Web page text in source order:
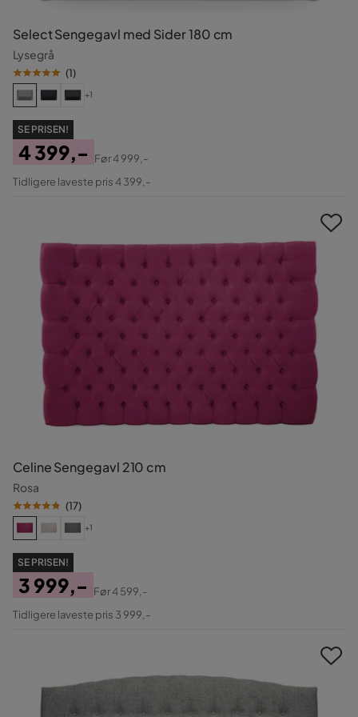
Select Sengegavl med Sider 180 cm
Lysegrå
(1)
+1
SE PRISEN!
Pris
4 399,-
Original
Før4 999,-
Tidligere laveste pris 4 399,-
Celine Sengegavl 210 cm
Rosa
(17)
+1
SE PRISEN!
Pris
3 999,-
Original
Før4 599,-
Tidligere laveste pris 3 999,-